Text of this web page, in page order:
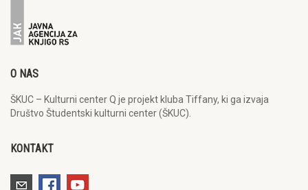
O NAS
ŠKUC – Kulturni center Q je projekt kluba Tiffany, ki ga izvaja
Društvo Študentski kulturni center (ŠKUC).
KONTAKT